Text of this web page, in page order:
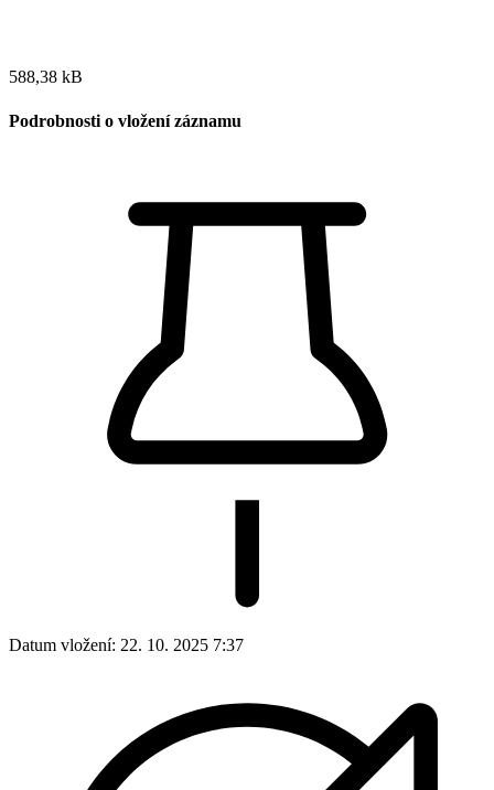
588,38 kB
Podrobnosti o vložení záznamu
Datum vložení: 22. 10. 2025 7:37